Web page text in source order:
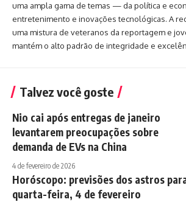
uma ampla gama de temas — da política e
entretenimento e inovações tecnológicas. A
uma mistura de veteranos da reportagem e
mantém o alto padrão de integridade e
Talvez você goste
Nio cai após entregas de janeiro
levantarem preocupações sobre
demanda de EVs na China
4 de fevereiro de 2026
Horóscopo: previsões dos astros
quarta-feira, 4 de fevereiro